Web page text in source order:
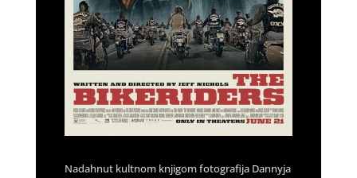
Nadahnut kultnom knjigom fotografija Dannyja